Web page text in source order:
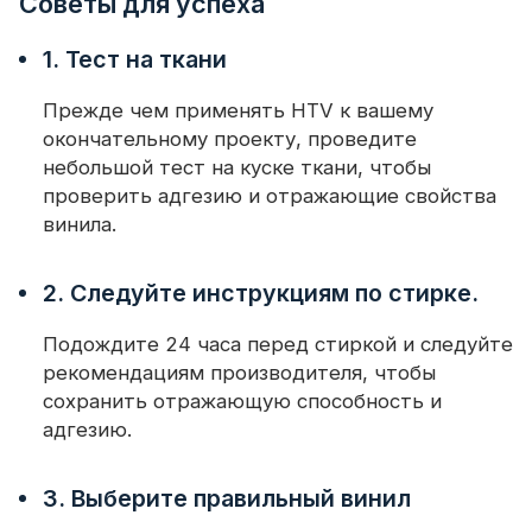
1. Тест на ткани
Прежде чем применять HTV к вашему
окончательному проекту, проведите
небольшой тест на куске ткани, чтобы
проверить адгезию и отражающие свойства
винила.
2. Следуйте инструкциям по стирке.
Подождите 24 часа перед стиркой и следуйте
рекомендациям производителя, чтобы
сохранить отражающую способность и
адгезию.
3. Выберите правильный винил